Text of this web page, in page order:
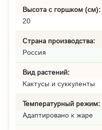
Высота с горшком (см):
20
Страна производства:
Россия
Вид растений:
Кактусы и суккуленты
Температурный режим:
Адаптировано к жаре